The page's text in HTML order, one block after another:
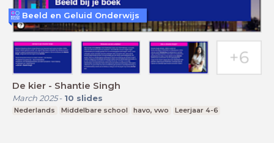
De kier - Shantie Singh
March 2025- 10 slides
Nederlands Middelbare school havo, vwo Leerjaar 4-6
Beeld en Geluid Onderwijs